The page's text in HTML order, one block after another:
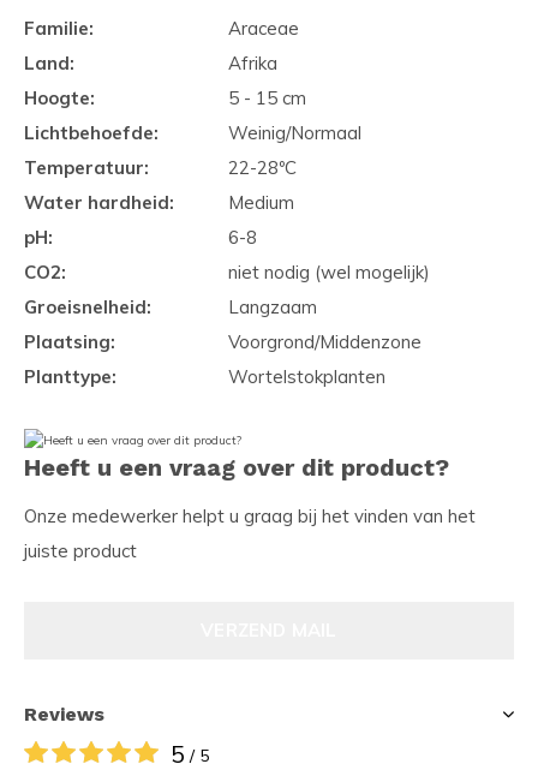
Familie:
Araceae
Land:
Afrika
Hoogte:
5 - 15 cm
Lichtbehoefde:
Weinig/Normaal
Temperatuur:
22-28ºC
Water hardheid:
Medium
pH:
6-8
CO2:
niet nodig (wel mogelijk)
Groeisnelheid:
Langzaam
Plaatsing:
Voorgrond/Middenzone
Planttype:
Wortelstokplanten
Heeft u een vraag over dit product?
Onze medewerker helpt u graag bij het vinden van het
juiste product
Reviews
5 / 5